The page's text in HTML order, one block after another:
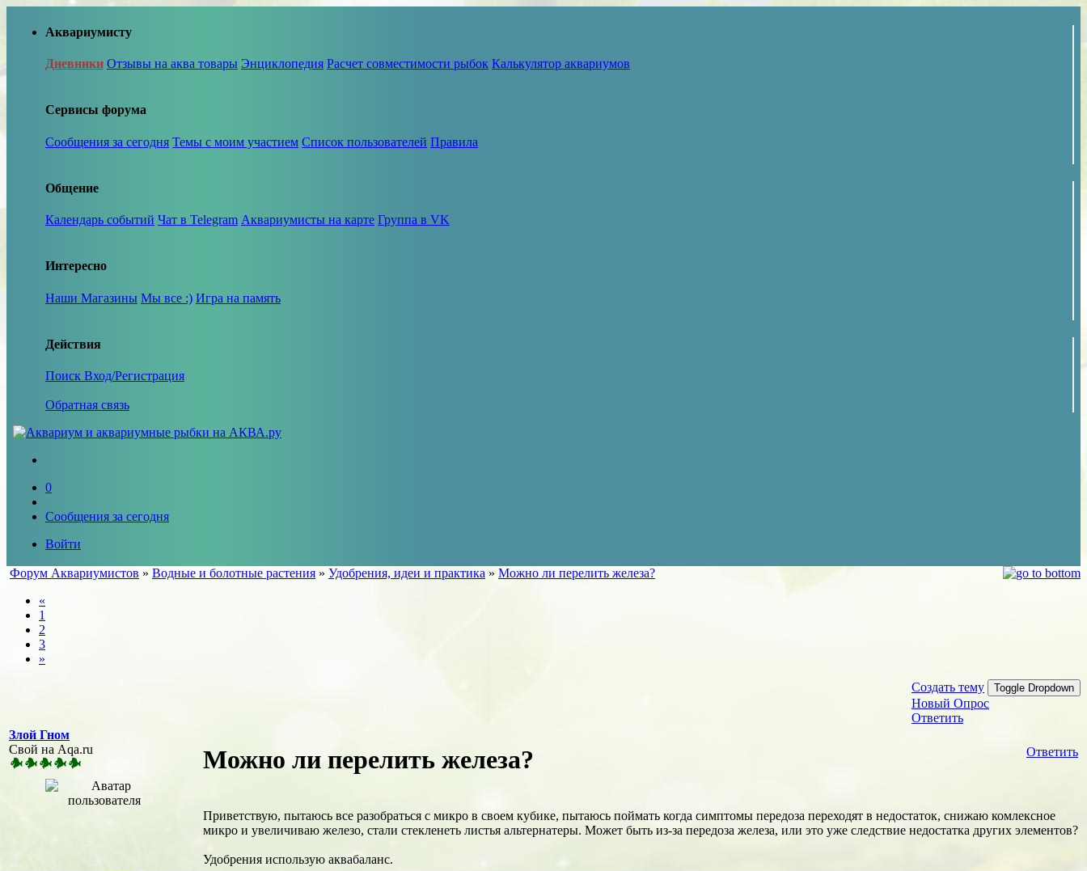
Аквариумисту
Дневники Отзывы на аква товары Энциклопедия Расчет совместимости рыбок Калькулятор аквариумов
Сервисы форума
Сообщения за сегодня Темы с моим участием Список пользователей Правила
Общение
Календарь событий Чат в Telegram Аквариумисты на карте Группа в VK
Интересно
Наши Магазины Мы все :) Игра на память
Действия
Поиск Вход/Регистрация
Обратная связь
0
Сообщения за сегодня
Войти
Форум Аквариумистов » Водные и болотные растения » Удобрения, идеи и практика » Можно ли перелить железа?
«
1
2
3
»
Создать тему Toggle Dropdown
Новый Опрос
Ответить
Злой Гном
Свой на Aqa.ru
Ответить
Можно ли перелить железа?
Приветствую, пытаюсь все разобраться с микро в своем кубике, пытаюсь поймать когда симптомы передоза переходят в недостаток, снижаю комлексное
микро и увеличиваю железо, стали стекленеть листья альтернатеры. Может быть из-за передоза железа, или это уже следствие недостатка других элементов?
Удобрения использую аквабаланс.